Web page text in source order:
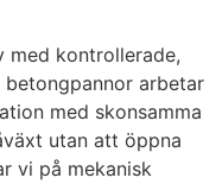
kontrollerade,
arbetar
med skonsamma
utan att öppna
vi på mekanisk